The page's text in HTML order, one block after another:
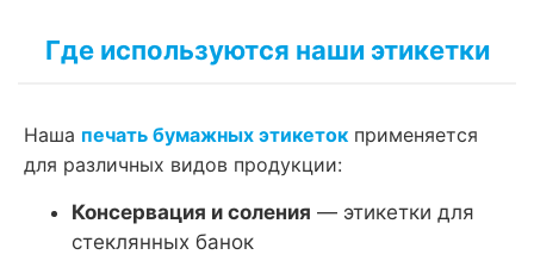
Где используются наши этикетки
Наша печать бумажных этикеток применяется
для различных видов продукции:
Консервация и соления — этикетки для
стеклянных банок